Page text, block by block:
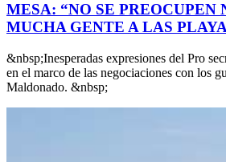
MESA: “NO SE PREOCUPEN
MUCHA GENTE A LAS
&nbsp;Inesperadas expresiones del Pro
en el marco de las negociaciones con los
Maldonado. &nbsp;